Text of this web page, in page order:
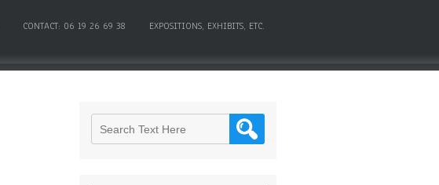
CONTACT: 06 19 26 69 38 EXPOSITIONS, EXHIBITS, ETC.